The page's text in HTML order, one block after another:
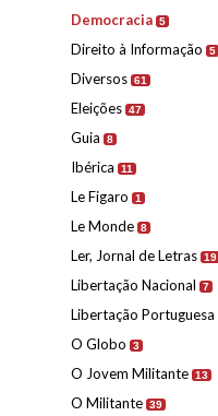
Democracia 5
Direito à Informação 5
Diversos 61
Eleições 47
Guia 8
Ibérica 11
Le Figaro 1
Le Monde 8
Ler, Jornal de Letras 19
Libertação Nacional 7
Libertação Portuguesa
O Globo 3
O Jovem Militante 13
O Militante 39